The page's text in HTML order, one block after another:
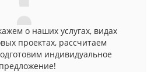
о наших услугах, видах
проектах, рассчитаем
индивидуальное
предложение!